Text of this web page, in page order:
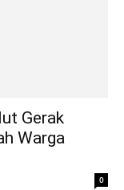
Gerak
Warga
0